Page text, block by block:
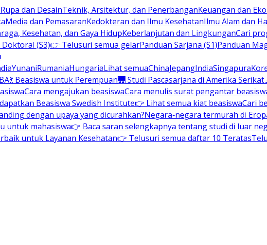
dan DesainTeknik, Arsitektur, dan PenerbanganKeuangan dan
Media dan PemasaranKedokteran dan Ilmu KesehatanIlmu Alam dan
Kesehatan, dan Gaya HidupKeberlanjutan dan LingkunganCari
(S3)👉 Telusuri semua gelarPanduan Sarjana (S1)Panduan
YunaniRumaniaHungariaLihat semuaChinaJepangIndiaSingapura
💃 Beasiswa untuk Perempuan🌉 Studi Pascasarjana di Amerika Serikat
Cara mengajukan beasiswaCara menulis surat pengantar
Beasiswa Swedish Institute👉 Lihat semua kiat beasiswaCari
dengan upaya yang dicurahkan?Negara-negara termurah di
untuk mahasiswa👉 Baca saran selengkapnya tentang studi di luar
untuk Layanan Kesehatan👉 Telusuri semua daftar 10 Teratas